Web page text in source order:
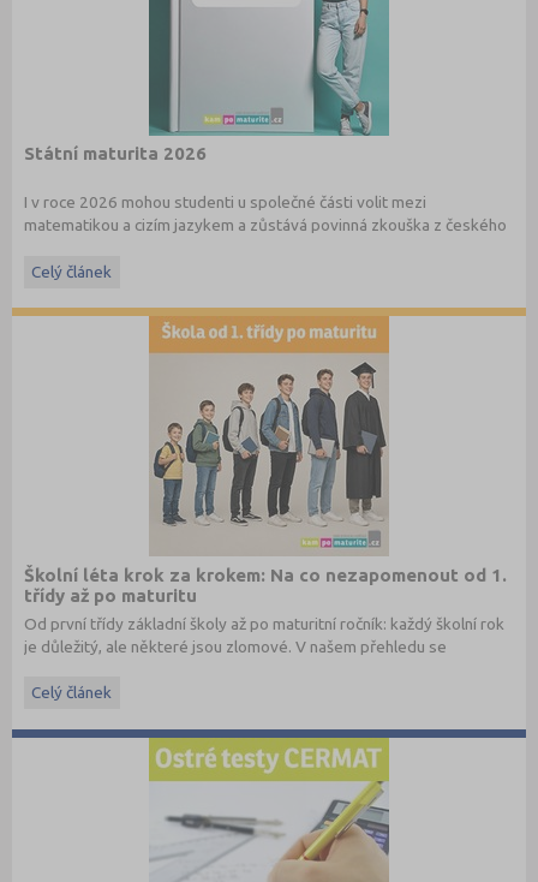
Státní maturita 2026
I v roce 2026 mohou studenti u společné části volit mezi
matematikou a cizím jazykem a zůstává povinná zkouška z českého
informacemi.
Celý článek
Školní léta krok za krokem: Na co nezapomenout od 1.
třídy až po maturitu
Od první třídy základní školy až po maturitní ročník: každý školní rok
je důležitý, ale některé jsou zlomové. V našem přehledu se
Celý článek